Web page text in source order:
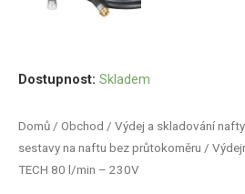
Domů / Obchod / Výdej a skladování nafty
sestavy na naftu bez průtokoměru /
TECH 80 l/min – 230V
Dostupnost: Skladem